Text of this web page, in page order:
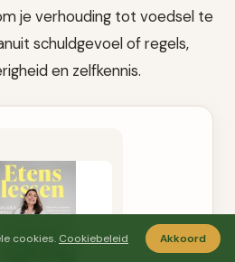
je verhouding tot voedsel te
schuldgevoel of regels,
en zelfkennis.
cookies. Cookiebeleid Akkoord